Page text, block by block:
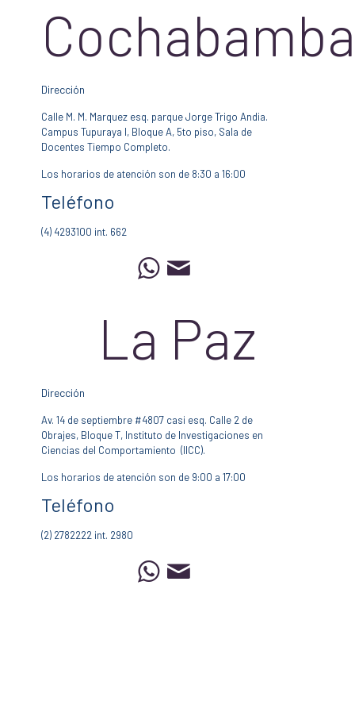
Dirección
Calle M. M. Marquez esq. parque Jorge Trigo Andia.
Campus Tupuraya I, Bloque A, 5to piso, Sala de
Docentes Tiempo Completo.
Los horarios de atención son de 8:30 a 16:00
Teléfono
(4) 4293100 int. 662
La Paz
Dirección
Av. 14 de septiembre #4807 casi esq. Calle 2 de
Obrajes, Bloque T, Instituto de Investigaciones en
Ciencias del Comportamiento (IICC).
Los horarios de atención son de 9:00 a 17:00
Teléfono
(2) 2782222 int. 2980